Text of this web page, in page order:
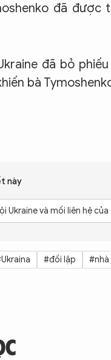
đã
đã bỏ
bà
này
Ukraine và mối liên hệ
#đối lập #nhà